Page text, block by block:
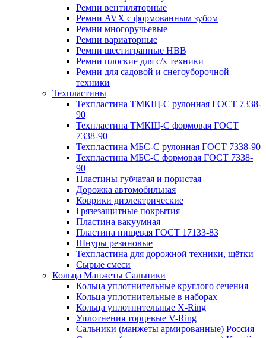
Ремни вентиляторные
Ремни AVX с формованным зубом
Ремни многоручьевые
Ремни вариаторные
Ремни шестигранные HBB
Ремни плоские для с/х техники
Ремни для садовой и снегоуборочной
техники
Техпластины
Техпластина ТМКЩ-С рулонная ГОСТ 7338-
90
Техпластина ТМКЩ-С формовая ГОСТ
7338-90
Техпластина МБС-С рулонная ГОСТ 7338-90
Техпластина МБС-С формовая ГОСТ 7338-
90
Пластины губчатая и пористая
Дорожка автомобильная
Коврики диэлектрические
Грязезащитные покрытия
Пластина вакуумная
Пластина пищевая ГОСТ 17133-83
Шнуры резиновые
Техпластина для дорожной техники, щётки
Сырые смеси
Кольца Манжеты Сальники
Кольца уплотнительные круглого сечения
Кольца уплотнительные в наборах
Кольца уплотнительные Х-Ring
Уплотнения торцевые V-Ring
Сальники (манжеты армированные) Россия